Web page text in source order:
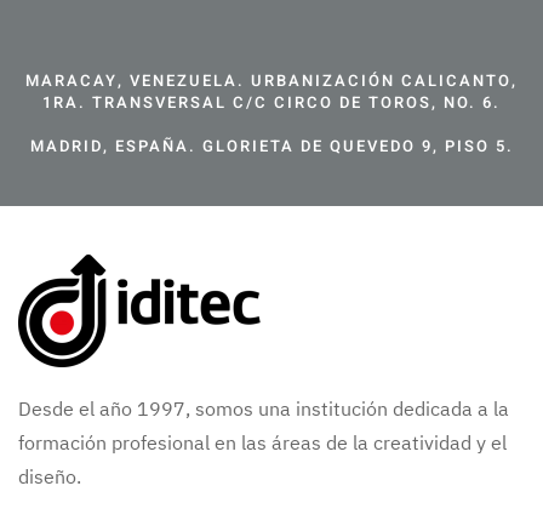
MARACAY, VENEZUELA. URBANIZACIÓN CALICANTO,
1RA. TRANSVERSAL C/C CIRCO DE TOROS, NO. 6.
MADRID, ESPAÑA. GLORIETA DE QUEVEDO 9, PISO 5.
Desde el año 1997, somos una institución dedicada a la
formación profesional en las áreas de la creatividad y el
diseño.